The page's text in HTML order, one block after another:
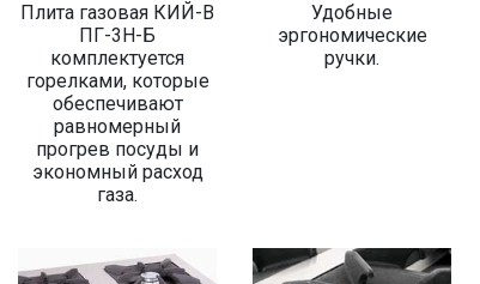
Плита газовая КИЙ-В
ПГ-3Н-Б
комплектуется
горелками, которые
обеспечивают
равномерный
прогрев посуды и
экономный расход
газа.
Удобные
эргономические
ручки.